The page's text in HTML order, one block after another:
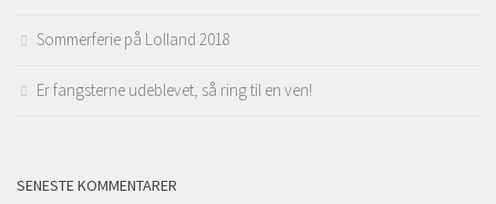
Sommerferie på Lolland 2018
Er fangsterne udeblevet, så ring til en ven!
SENESTE KOMMENTARER